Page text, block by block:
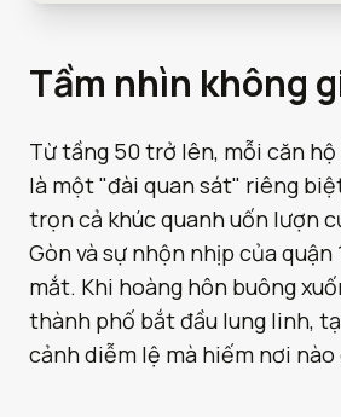
Tầm nhìn không
Từ tầng 50 trở lên, mỗi căn hộ
là một "đài quan sát" riêng
trọn cả khúc quanh uốn lượn
Gòn và sự nhộn nhịp của
mắt. Khi hoàng hôn buông
thành phố bắt đầu lung linh,
cảnh diễm lệ mà hiếm nơi nào